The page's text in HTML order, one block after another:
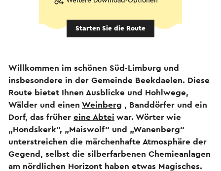
Starten Sie die Route
Willkommen im schönen Süd-Limburg und
insbesondere in der Gemeinde Beekdaelen. Diese
Route bietet Ihnen Ausblicke und Hohlwege,
Wälder und einen Weinberg , Banddörfer und ein
Dorf, das früher eine Abtei war. Wörter wie
„Hondskerk“, „Maiswolf“ und „Wanenberg“
unterstreichen die märchenhafte Atmosphäre der
Gegend, selbst die silberfarbenen Chemieanlagen
am nördlichen Horizont haben etwas Magisches.